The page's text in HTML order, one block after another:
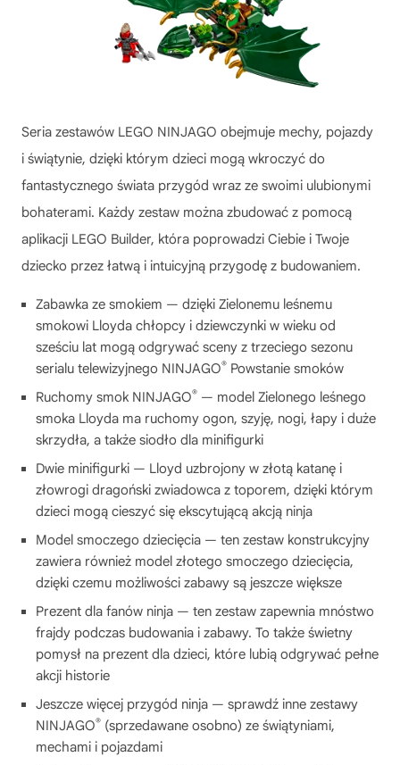
Seria zestawów LEGO NINJAGO obejmuje mechy, pojazdy
i świątynie, dzięki którym dzieci mogą wkroczyć do
fantastycznego świata przygód wraz ze swoimi ulubionymi
bohaterami. Każdy zestaw można zbudować z pomocą
aplikacji LEGO Builder, która poprowadzi Ciebie i Twoje
dziecko przez łatwą i intuicyjną przygodę z budowaniem.
Zabawka ze smokiem — dzięki Zielonemu leśnemu
smokowi Lloyda chłopcy i dziewczynki w wieku od
sześciu lat mogą odgrywać sceny z trzeciego sezonu
serialu telewizyjnego NINJAGO® Powstanie smoków
Ruchomy smok NINJAGO® — model Zielonego leśnego
smoka Lloyda ma ruchomy ogon, szyję, nogi, łapy i duże
skrzydła, a także siodło dla minifigurki
Dwie minifigurki — Lloyd uzbrojony w złotą katanę i
złowrogi dragoński zwiadowca z toporem, dzięki którym
dzieci mogą cieszyć się ekscytującą akcją ninja
Model smoczego dziecięcia — ten zestaw konstrukcyjny
zawiera również model złotego smoczego dziecięcia,
dzięki czemu możliwości zabawy są jeszcze większe
Prezent dla fanów ninja — ten zestaw zapewnia mnóstwo
frajdy podczas budowania i zabawy. To także świetny
pomysł na prezent dla dzieci, które lubią odgrywać pełne
akcji historie
Jeszcze więcej przygód ninja — sprawdź inne zestawy
NINJAGO® (sprzedawane osobno) ze świątyniami,
mechami i pojazdami